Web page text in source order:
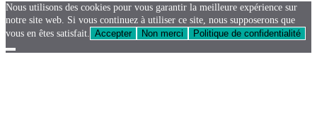
Nous utilisons des cookies pour vous garantir la meilleure expérience sur
notre site web. Si vous continuez à utiliser ce site, nous supposerons que
vous en êtes satisfait. Accepter Non merci Politique de confidentialité